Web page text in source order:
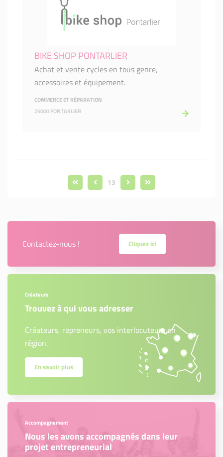
BIKE SHOP PONTARLIER
Achat et vente cycles en tous genre,
accessoires et équipement.
COMMERCE ET RÉPARATION
25000 PONTARLIER
13
Contactez-nous ! Cliquez ici
Créateurs
Trouvez à qui vous adresser
Créateurs, repreneurs, vos interlocuteurs en
région.
En savoir plus
Accompagnement
Nous les avons accompagnés dans leur
projet entrepreneurial